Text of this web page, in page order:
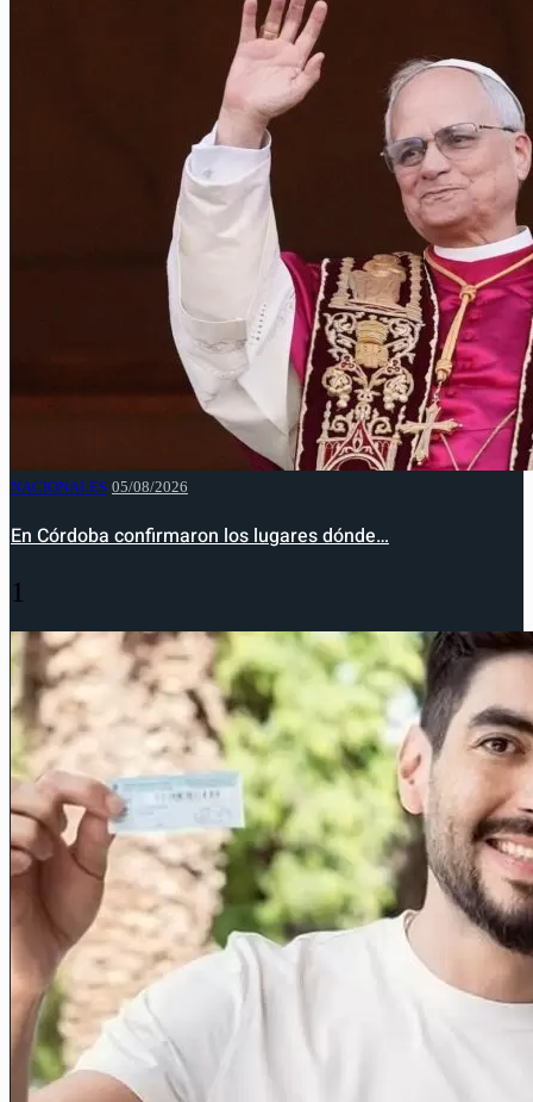
NACIONALES 05/08/2026
En Córdoba confirmaron los lugares dónde…
1